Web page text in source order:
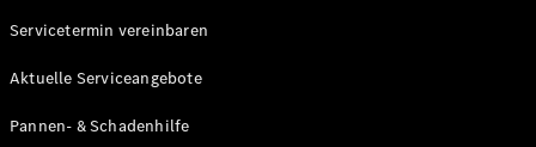
Alle eVito
Servicetermin vereinbaren
Aktuelle Serviceangebote
Pannen- & Schadenhilfe